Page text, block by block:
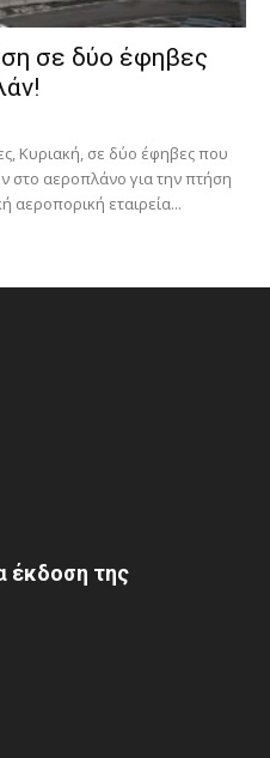
σε δύο έφηβες
Κυριακή, σε δύο έφηβες που
στο αεροπλάνο για την πτήση
αεροπορική εταιρεία...
έκδοση της